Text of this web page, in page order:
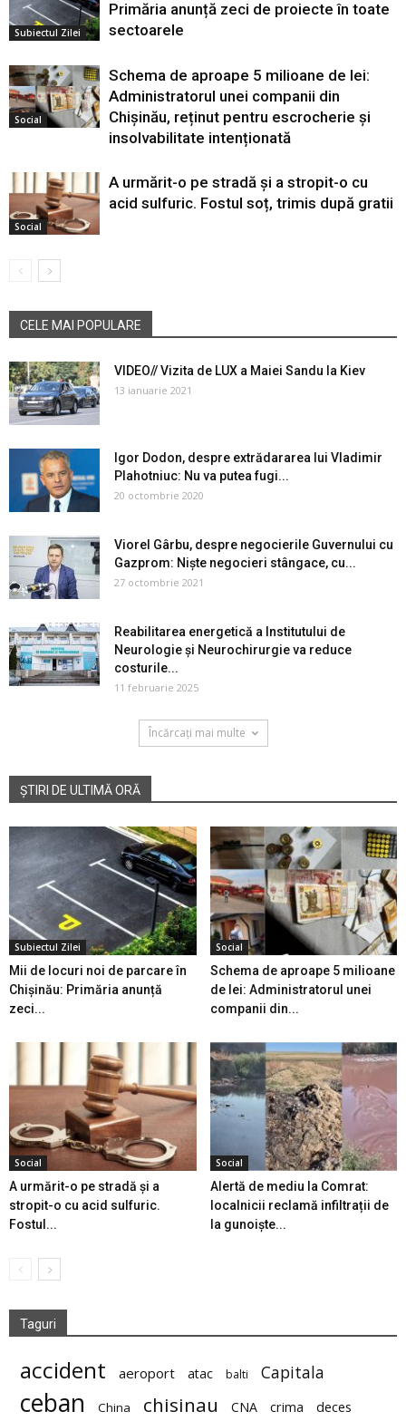
Subiectul Zilei
Primăria anunță zeci de proiecte în toate
sectoarele
Social
Schema de aproape 5 milioane de lei:
Administratorul unei companii din
Chișinău, reținut pentru escrocherie și
insolvabilitate intenționată
Social
A urmărit-o pe stradă și a stropit-o cu
acid sulfuric. Fostul soț, trimis după gratii
CELE MAI POPULARE
VIDEO// Vizita de LUX a Maiei Sandu la Kiev
13 ianuarie 2021
Igor Dodon, despre extrădararea lui Vladimir
Plahotniuc: Nu va putea fugi...
20 octombrie 2020
Viorel Gârbu, despre negocierile Guvernului cu
Gazprom: Niște negocieri stângace, cu...
27 octombrie 2021
Reabilitarea energetică a Institutului de
Neurologie și Neurochirurgie va reduce
costurile...
11 februarie 2025
Încărcați mai multe
ȘTIRI DE ULTIMĂ ORĂ
Subiectul Zilei
Mii de locuri noi de parcare în
Chișinău: Primăria anunță
zeci...
Social
Schema de aproape 5 milioane
de lei: Administratorul unei
companii din...
Social
A urmărit-o pe stradă și a
stropit-o cu acid sulfuric.
Fostul...
Social
Alertă de mediu la Comrat:
localnicii reclamă infiltrații de
la gunoiște...
Taguri
accident aeroport atac balti Capitala
ceban China chisinau CNA crima deces